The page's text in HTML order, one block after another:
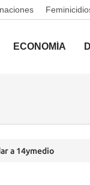
ECONOMÍA
a 14ymedio